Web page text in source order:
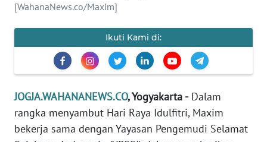
[WahanaNews.co/Maxim]
Ikuti Kami di:
JOGJA.WAHANANEWS.CO, Yogyakarta -Dalam
rangka menyambut Hari Raya Idulfitri, Maxim
bekerja sama dengan Yayasan Pengemudi Selamat
PEDOMAN
SIBER
KARIR
DISCLAIMER